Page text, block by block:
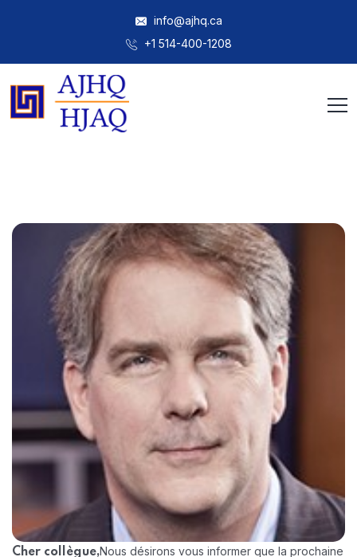
info@ajhq.ca
+1 514-400-1208
Cher collègue,Nous désirons vous informer que la prochaine